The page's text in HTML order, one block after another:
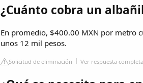
¿Cuánto cobra un
En promedio, $400.00 MXN por metro
unos 12 mil pesos.
Solicitud de eliminación Ver respuesta